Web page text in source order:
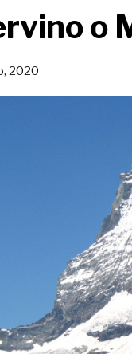
o
2020